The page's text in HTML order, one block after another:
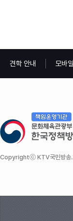
견학 안내 모바
Copyrightⓒ KTV국민방